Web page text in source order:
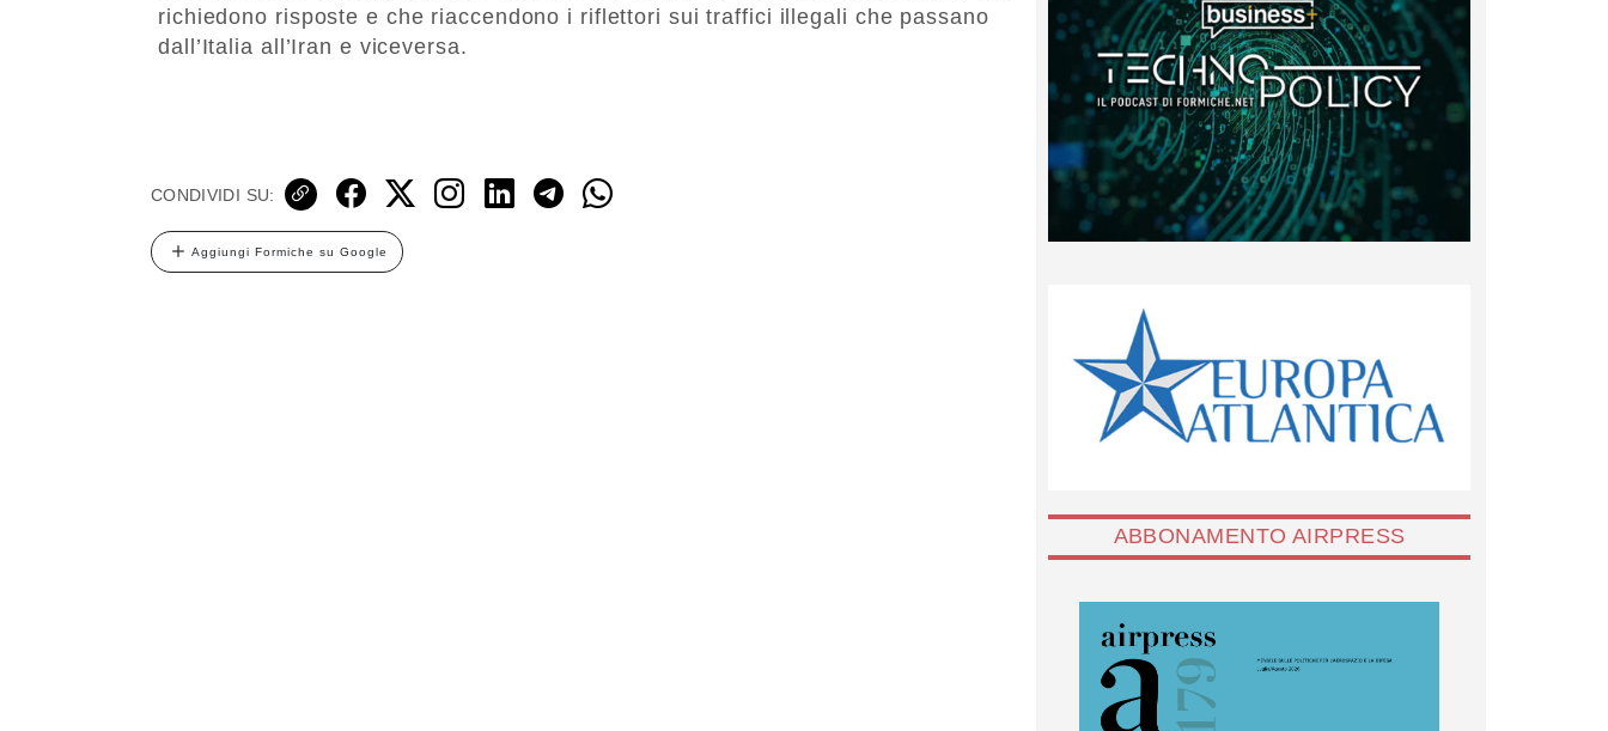
richiedono risposte e che riaccendono i riflettori sui traffici illegali che passano
dall’Italia all’Iran e viceversa.
CONDIVIDI SU:
Aggiungi Formiche su Google
ABBONAMENTO AIRPRESS